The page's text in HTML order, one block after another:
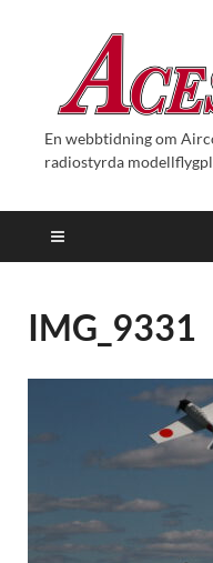
En webbtidning om
radiostyrda
IMG_9331